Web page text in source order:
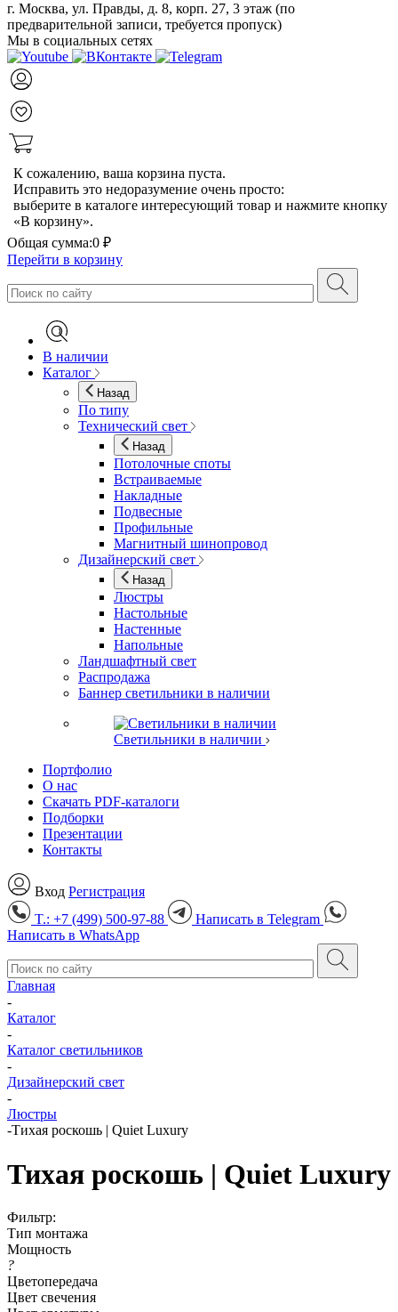
г. Москва, ул. Правды, д. 8, корп. 27, 3 этаж (по
предварительной записи, требуется пропуск)
Мы в социальных сетях
К сожалению, ваша корзина пуста.
Исправить это недоразумение очень просто:
выберите в каталоге интересующий товар и нажмите кнопку
«В корзину».
Общая сумма:0 ₽
Перейти в корзину
В наличии
Каталог
Назад
По типу
Технический свет
Назад
Потолочные споты
Встраиваемые
Накладные
Подвесные
Профильные
Магнитный шинопровод
Дизайнерский свет
Назад
Люстры
Настольные
Настенные
Напольные
Ландшафтный свет
Распродажа
Баннер светильники в наличии
Светильники в наличии
Портфолио
О нас
Скачать PDF-каталоги
Подборки
Презентации
Контакты
Вход Регистрация
T.: +7 (499) 500-97-88
Написать в Telegram
Написать в WhatsApp
Главная
-
Каталог
-
Каталог светильников
-
Дизайнерский свет
-
Люстры
-Тихая роскошь | Quiet Luxury
Тихая роскошь | Quiet Luxury
Фильтр:
Тип монтажа
Мощность
?
Цветопередача
Цвет свечения